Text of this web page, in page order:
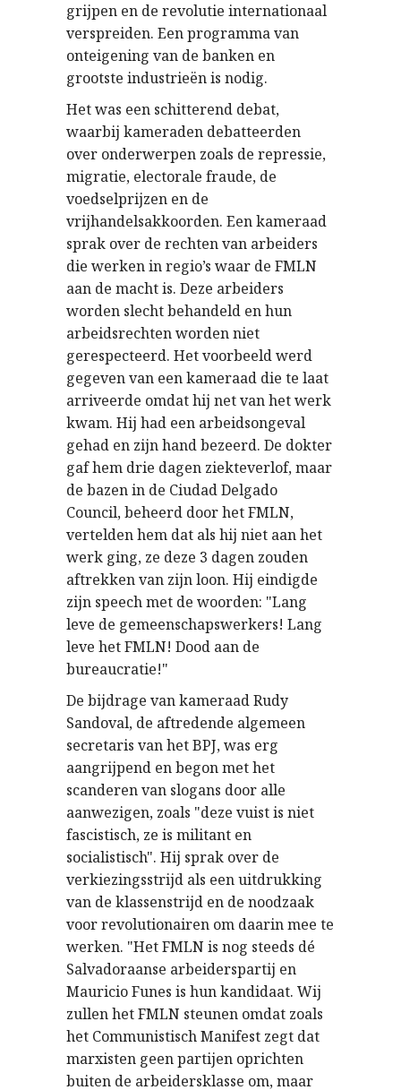
grijpen en de revolutie internationaal
verspreiden. Een programma van
onteigening van de banken en
grootste industrieën is nodig.
Het was een schitterend debat,
waarbij kameraden debatteerden
over onderwerpen zoals de repressie,
migratie, electorale fraude, de
voedselprijzen en de
vrijhandelsakkoorden. Een kameraad
sprak over de rechten van arbeiders
die werken in regio’s waar de FMLN
aan de macht is. Deze arbeiders
worden slecht behandeld en hun
arbeidsrechten worden niet
gerespecteerd. Het voorbeeld werd
gegeven van een kameraad die te laat
arriveerde omdat hij net van het werk
kwam. Hij had een arbeidsongeval
gehad en zijn hand bezeerd. De dokter
gaf hem drie dagen ziekteverlof, maar
de bazen in de Ciudad Delgado
Council, beheerd door het FMLN,
vertelden hem dat als hij niet aan het
werk ging, ze deze 3 dagen zouden
aftrekken van zijn loon. Hij eindigde
zijn speech met de woorden: "Lang
leve de gemeenschapswerkers! Lang
leve het FMLN! Dood aan de
bureaucratie!"
De bijdrage van kameraad Rudy
Sandoval, de aftredende algemeen
secretaris van het BPJ, was erg
aangrijpend en begon met het
scanderen van slogans door alle
aanwezigen, zoals "deze vuist is niet
fascistisch, ze is militant en
socialistisch". Hij sprak over de
verkiezingsstrijd als een uitdrukking
van de klassenstrijd en de noodzaak
voor revolutionairen om daarin mee te
werken. "Het FMLN is nog steeds dé
Salvadoraanse arbeiderspartij en
Mauricio Funes is hun kandidaat. Wij
zullen het FMLN steunen omdat zoals
het Communistisch Manifest zegt dat
marxisten geen partijen oprichten
buiten de arbeidersklasse om, maar